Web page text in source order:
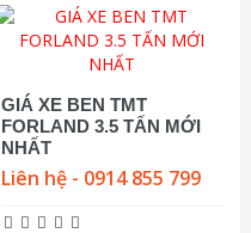
GIÁ XE BEN TMT
FORLAND 3.5 TẤN MỚI
NHẤT
Liên hệ - 0914 855 799